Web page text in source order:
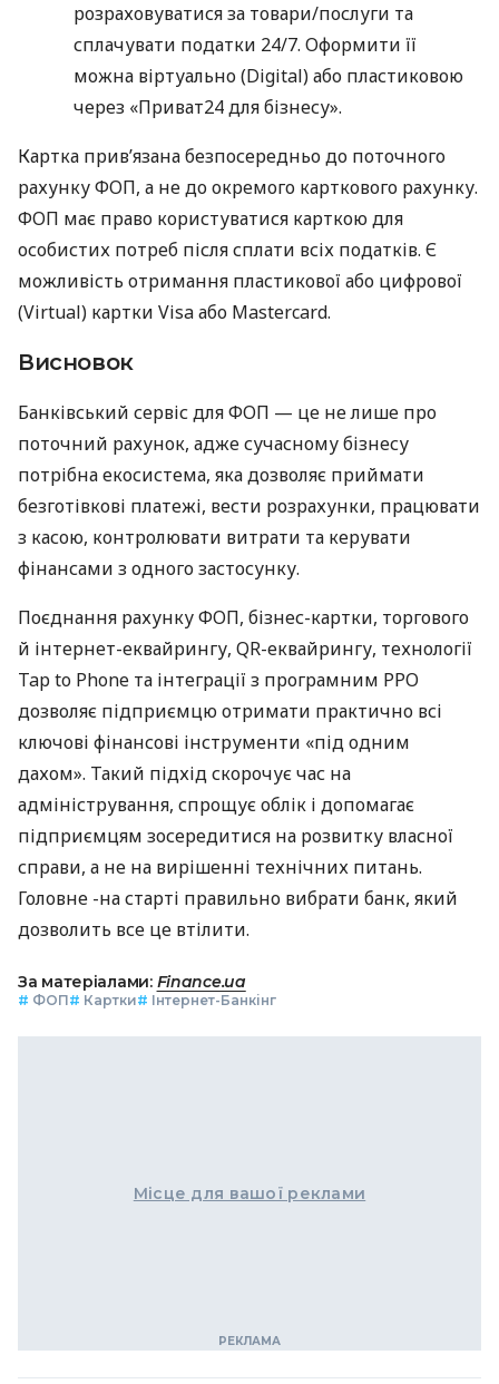
розраховуватися за товари/послуги та
сплачувати податки 24/7. Оформити її
можна віртуально (Digital) або пластиковою
через «Приват24 для бізнесу».
Картка прив’язана безпосередньо до поточного
рахунку ФОП, а не до окремого карткового рахунку.
ФОП має право користуватися карткою для
особистих потреб після сплати всіх податків. Є
можливість отримання пластикової або цифрової
(Virtual) картки Visa або Mastercard.
Висновок
Банківський сервіс для ФОП — це не лише про
поточний рахунок, адже сучасному бізнесу
потрібна екосистема, яка дозволяє приймати
безготівкові платежі, вести розрахунки, працювати
з касою, контролювати витрати та керувати
фінансами з одного застосунку.
Поєднання рахунку ФОП, бізнес-картки, торгового
й інтернет-еквайрингу, QR-еквайрингу, технології
Tap to Phone та інтеграції з програмним РРО
дозволяє підприємцю отримати практично всі
ключові фінансові інструменти «під одним
дахом». Такий підхід скорочує час на
адміністрування, спрощує облік і допомагає
підприємцям зосередитися на розвитку власної
справи, а не на вирішенні технічних питань.
Головне -на старті правильно вибрати банк, який
дозволить все це втілити.
За матеріалами: Finance.ua
# ФОП# Картки# Інтернет-Банкінг
Місце для вашої реклами